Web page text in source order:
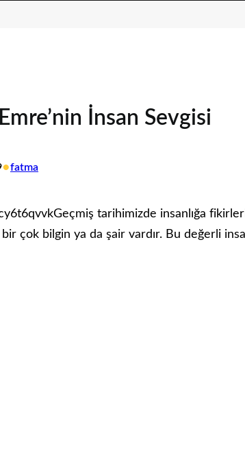
İnsan Sevgisi
•fatma
Geçmiş tarihimizde insanlığa
bir çok bilgin ya da şair vardır. Bu değerli